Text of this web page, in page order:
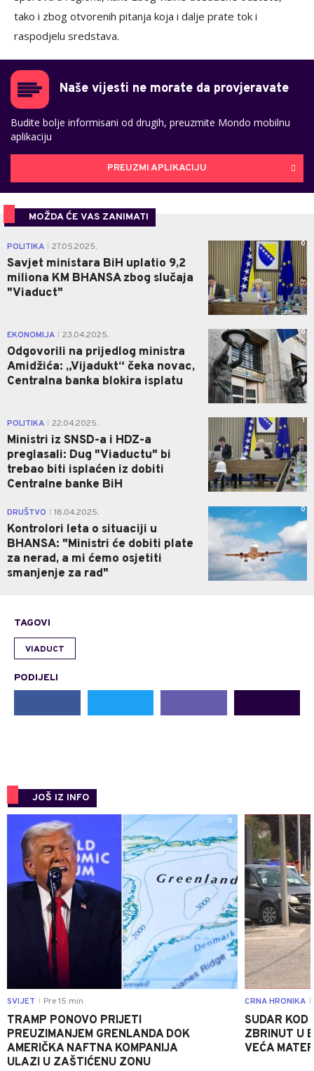
tako i zbog otvorenih pitanja koja i dalje prate tok i
raspodjelu sredstava.
Naše vijesti ne morate da provjeravate
Budite bolje informisani od drugih, preuzmite Mondo mobilnu
aplikaciju
PREUZMI APLIKACIJU
MOŽDA ĆE VAS ZANIMATI
POLITIKA 27.05.2025.
Savjet ministara BiH uplatio 9,2
miliona KM BHANSA zbog slučaja
"Viaduct"
0
EKONOMIJA 23.04.2025.
Odgovorili na prijedlog ministra
Amidžića: „Vijadukt“ čeka novac,
Centralna banka blokira isplatu
0
POLITIKA 22.04.2025.
Ministri iz SNSD-a i HDZ-a
preglasali: Dug "Viaductu" bi
trebao biti isplaćen iz dobiti
Centralne banke BiH
1
DRUŠTVO 18.04.2025.
Kontrolori leta o situaciji u
BHANSA: "Ministri će dobiti plate
za nerad, a mi ćemo osjetiti
smanjenje za rad"
0
TAGOVI
VIADUCT
PODIJELI
JOŠ IZ INFO
0
SVIJET Pre 15 min
TRAMP PONOVO PRIJETI
PREUZIMANJEM GRENLANDA DOK
AMERIČKA NAFTNA KOMPANIJA
ULAZI U ZAŠTIĆENU ZONU
CRNA HRONIKA
SUDAR KOD
ZBRINUT U
VEĆA